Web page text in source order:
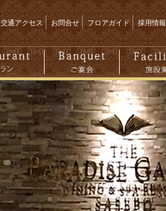
交通アクセス お問合せ フロアガイド 採用情報